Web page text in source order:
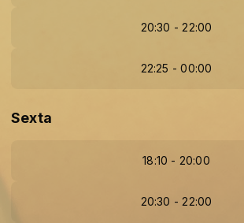
20:30 - 22:00
22:25 - 00:00
Sexta
18:10 - 20:00
20:30 - 22:00